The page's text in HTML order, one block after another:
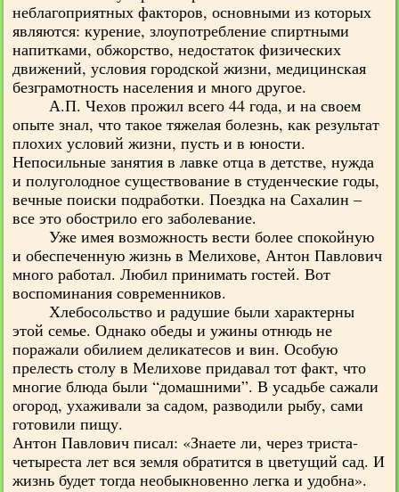
неблагоприятных факторов, основными из которых
являются: курение, злоупотребление спиртными
напитками, обжорство, недостаток физических
движений, условия городской жизни, медицинская
безграмотность населения и много другое.
А.П. Чехов прожил всего 44 года, и на своем
опыте знал, что такое тяжелая болезнь, как результат
плохих условий жизни, пусть и в юности.
Непосильные занятия в лавке отца в детстве, нужда
и полуголодное существование в студенческие годы,
вечные поиски подработки. Поездка на Сахалин –
все это обострило его заболевание.
Уже имея возможность вести более спокойную
и обеспеченную жизнь в Мелихове, Антон Павлович
много работал. Любил принимать гостей. Вот
воспоминания современников.
Хлебосольство и радушие были характерны
этой семье. Однако обеды и ужины отнюдь не
поражали обилием деликатесов и вин. Особую
прелесть столу в Мелихове придавал тот факт, что
многие блюда были “домашними”. В усадьбе сажали
огород, ухаживали за садом, разводили рыбу, сами
готовили пищу.
Антон Павлович писал: «Знаете ли, через триста-
четыреста лет вся земля обратится в цветущий сад. И
жизнь будет тогда необыкновенно легка и удобна».